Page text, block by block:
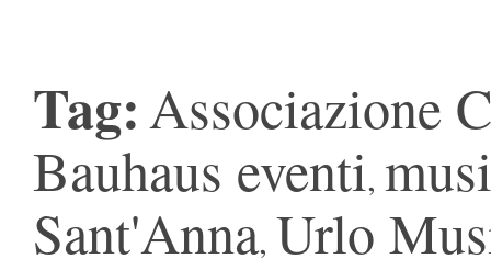
Tag:Associazione
Bauhaus eventi,
Sant'Anna, Urlo